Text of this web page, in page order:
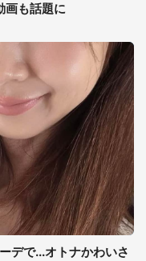
画も話題に
デで...オトナかわいさ